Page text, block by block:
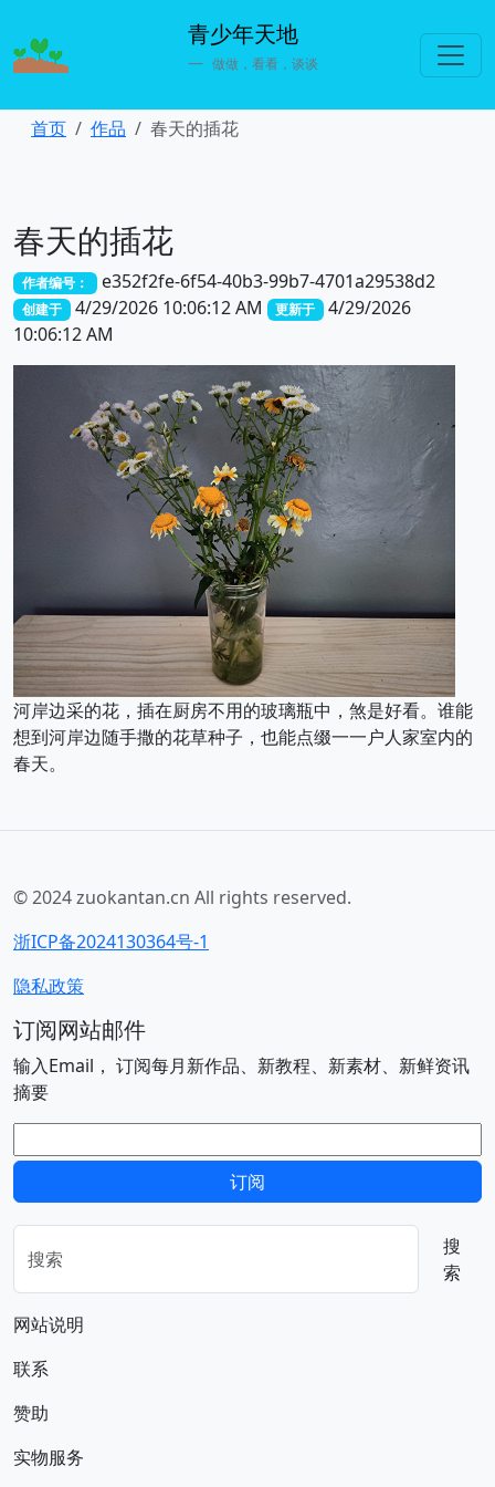
青少年天地
做做，看看，谈谈
首页 作品 春天的插花
春天的插花
作者编号： e352f2fe-6f54-40b3-99b7-4701a29538d2
创建于 4/29/2026 10:06:12 AM 更新于
4/29/2026
10:06:12 AM
河岸边采的花，插在厨房不用的玻璃瓶中，煞是好看。谁能
想到河岸边随手撒的花草种子，也能点缀一一户人家室内的
春天。
© 2024 zuokantan.cn All rights reserved.
浙ICP备2024130364号-1
隐私政策
订阅网站邮件
输入Email， 订阅每月新作品、新教程、新素材、新鲜资讯
摘要
订阅
搜
索
网站说明
联系
赞助
实物服务